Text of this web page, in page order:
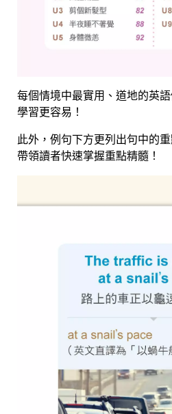
每個情境中最實用、道地的英
學習更容易！
此外，例句下方更列出句中的
帶領讀者快速掌握重點精髓！